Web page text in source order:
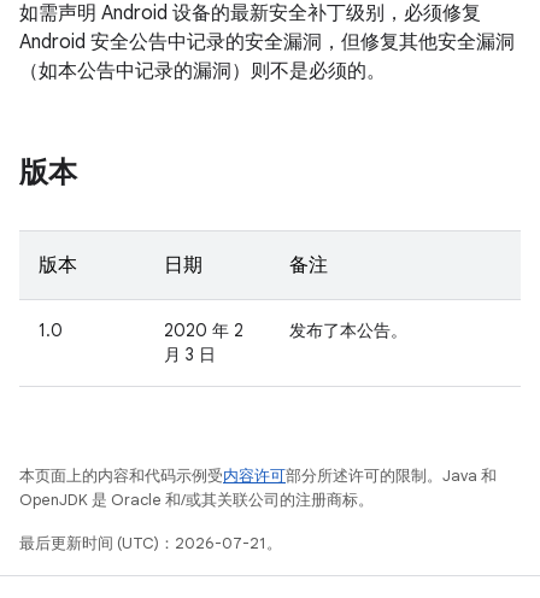
如需声明 Android 设备的最新安全补丁级别，必须修复
Android 安全公告中记录的安全漏洞，但修复其他安全漏洞
（如本公告中记录的漏洞）则不是必须的。
版本
版本 日期 备注
1.0
2020 年 2
月 3 日
发布了本公告。
本页面上的内容和代码示例受内容许可部分所述许可的限制。Java 和
OpenJDK 是 Oracle 和/或其关联公司的注册商标。
最后更新时间 (UTC)：2026-07-21。